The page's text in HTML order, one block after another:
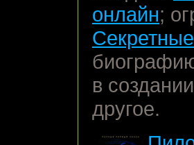
онлайн;
в
другое.